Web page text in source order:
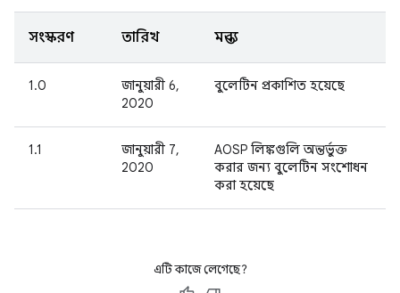
সংস্করণ তারিখ মন্তব্য
1.0
জানুয়ারী 6,
2020
বুলেটিন প্রকাশিত হয়েছে
1.1
জানুয়ারী 7,
2020
AOSP লিঙ্কগুলি অন্তর্ভুক্ত
করার জন্য বুলেটিন সংশোধন
করা হয়েছে
এটি কাজে লেগেছে?